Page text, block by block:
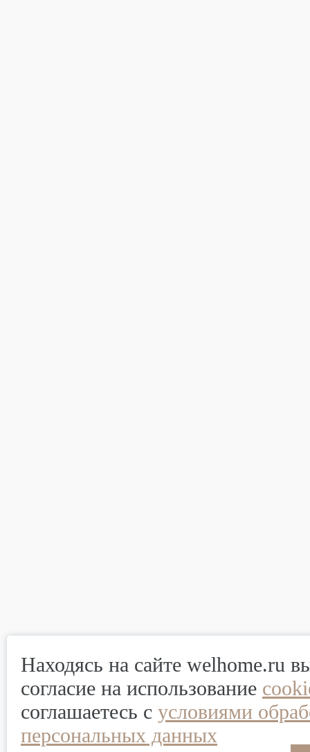
Находясь на сайте welhome.ru
согласие на использование
соглашаетесь с условиями
персональных данных